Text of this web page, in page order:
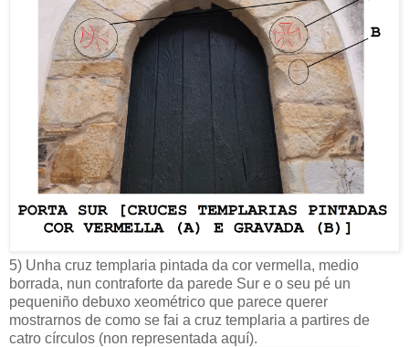
5) Unha cruz templaria pintada da cor vermella, medio
borrada, nun contraforte da parede Sur e o seu pé un
pequeniño debuxo xeométrico que parece querer
mostrarnos de como se fai a cruz templaria a partires de
catro círculos (non representada aquí).